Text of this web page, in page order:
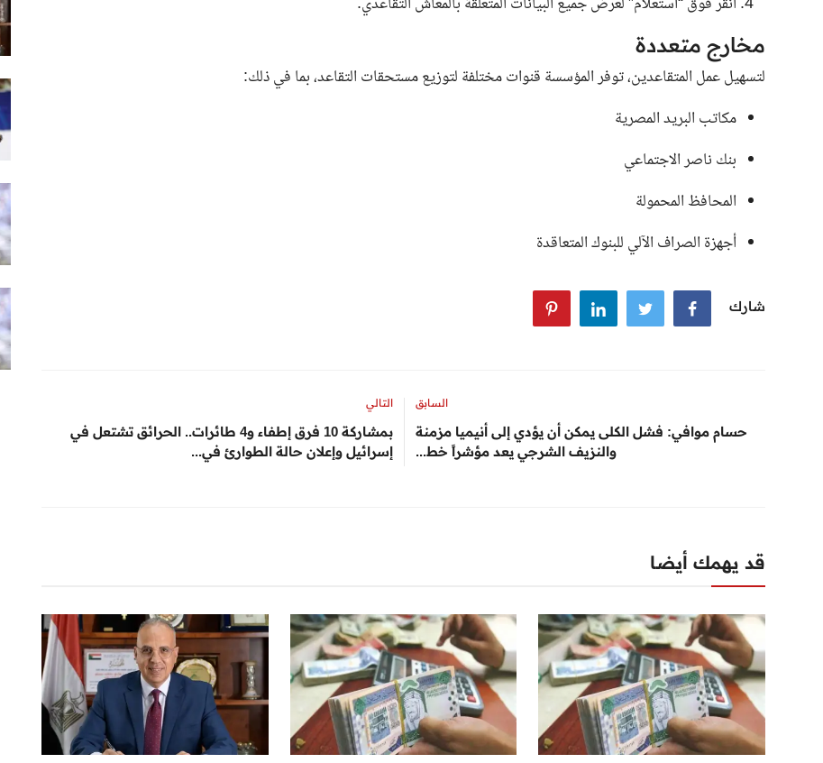
مخارج متعددة
لتسهيل عمل المتقاعدين، توفر المؤسسة قنوات مختلفة لتوزيع مستحقات التقاعد، بما في ذلك:
مكاتب البريد المصرية
بنك ناصر الاجتماعي
المحافظ المحمولة
أجهزة الصراف الآلي للبنوك المتعاقدة
شارك
السابق
حسام موافي: فشل الكلى يمكن أن يؤدي إلى أنيميا مزمنة
والنزيف الشرجي يعد مؤشراً خط...
التالي
بمشاركة 10 فرق إطفاء و4 طائرات.. الحرائق تشتعل في
إسرائيل وإعلان حالة الطوارئ في...
قد يهمك أيضا